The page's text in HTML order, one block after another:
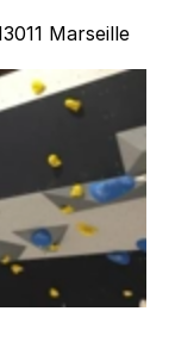
Marseille